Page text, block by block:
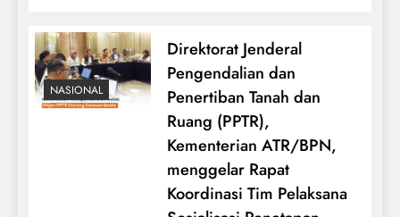
NASIONAL
Direktorat Jenderal
Pengendalian dan
Penertiban Tanah dan
Ruang (PPTR),
Kementerian ATR/BPN,
menggelar Rapat
Koordinasi Tim Pelaksana